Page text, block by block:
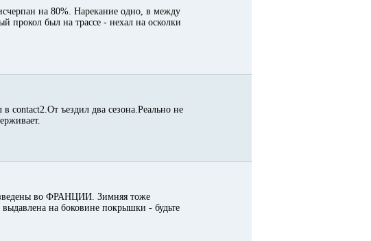
на 80%. Нарекание одно, в между
прокол был на трассе - нехал на осколки
contact2.От ъездил два сезона.Реально не
во ФРАНЦИИ. Зимняя тоже
на боковине покрышки - будьте